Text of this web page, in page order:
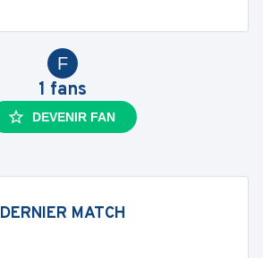
F
1 fans
DEVENIR FAN
DERNIER MATCH